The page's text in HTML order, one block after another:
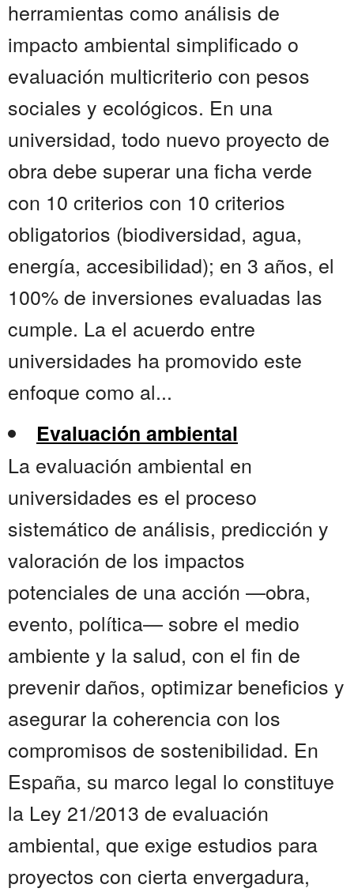
herramientas como análisis de
impacto ambiental simplificado o
evaluación multicriterio con pesos
sociales y ecológicos. En una
universidad, todo nuevo proyecto de
obra debe superar una ficha verde
con 10 criterios con 10 criterios
obligatorios (biodiversidad, agua,
energía, accesibilidad); en 3 años, el
100% de inversiones evaluadas las
cumple. La el acuerdo entre
universidades ha promovido este
enfoque como al...
Evaluación ambiental
La evaluación ambiental en
universidades es el proceso
sistemático de análisis, predicción y
valoración de los impactos
potenciales de una acción —obra,
evento, política— sobre el medio
ambiente y la salud, con el fin de
prevenir daños, optimizar beneficios y
asegurar la coherencia con los
compromisos de sostenibilidad. En
España, su marco legal lo constituye
la Ley 21/2013 de evaluación
ambiental, que exige estudios para
proyectos con cierta envergadura,